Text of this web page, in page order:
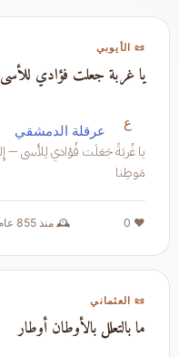
📜 الأيوبي
يا غربة جعلت فؤادي للأسى
ع عرقلة الدمشقي
يا غُربَةً جَعَلَت فُؤادي لِلأَسى —
مَوطِنا
❤️ 0 🕰️ منذ 855 عام
📜 العثماني
ما بالتعلل بالأوطان أوطار